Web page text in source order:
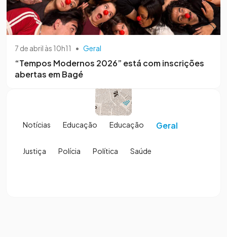
7 de abril às 10h11 • Geral
“Tempos Modernos 2026” está com inscrições
abertas em Bagé
Notícias Educação Educação Geral
Justiça Polícia Política Saúde